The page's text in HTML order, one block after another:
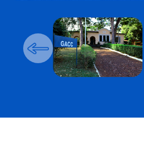
Anterior